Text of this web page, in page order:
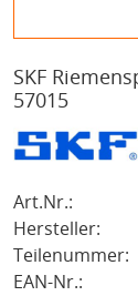
SKF
57015
Art.Nr.:
Hersteller:
Teilenummer:
EAN-Nr.: